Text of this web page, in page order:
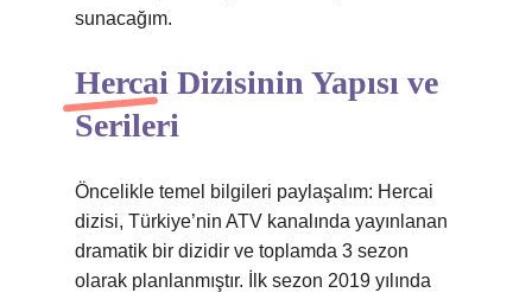
sunacağım.
Hercai Dizisinin Yapısı ve
Serileri
Öncelikle temel bilgileri paylaşalım: Hercai
dizisi, Türkiye’nin ATV kanalında yayınlanan
dramatik bir dizidir ve toplamda 3 sezon
olarak planlanmıştır. İlk sezon 2019 yılında